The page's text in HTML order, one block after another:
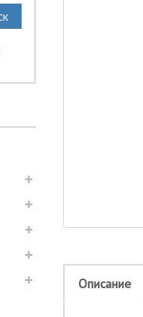
Описание